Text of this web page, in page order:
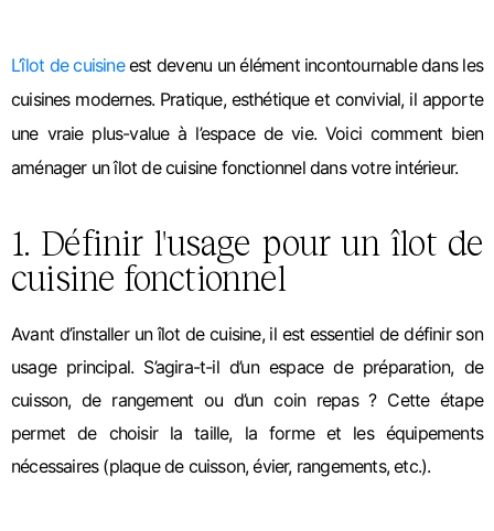
L’îlot de cuisineest devenu un élément incontournable dans les
cuisines modernes. Pratique, esthétique et convivial, il apporte
une vraie plus-value à l’espace de vie. Voici comment bien
aménager un îlot de cuisine fonctionnel dans votre intérieur.
1. Définir l'usage pour un îlot de
cuisine fonctionnel
Avant d’installer un îlot de cuisine, il est essentiel de définir son
usage principal. S’agira-t-il d’un espace de préparation, de
cuisson, de rangement ou d’un coin repas ? Cette étape
permet de choisir la taille, la forme et les équipements
nécessaires (plaque de cuisson, évier, rangements, etc.).